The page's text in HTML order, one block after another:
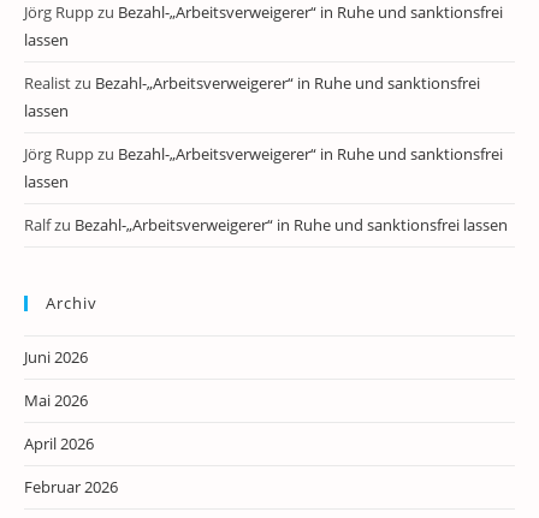
Jörg Ruppzu Bezahl-„Arbeitsverweigerer“ in Ruhe und sanktionsfrei
lassen
Realistzu Bezahl-„Arbeitsverweigerer“ in Ruhe und sanktionsfrei
lassen
Jörg Ruppzu Bezahl-„Arbeitsverweigerer“ in Ruhe und sanktionsfrei
lassen
Ralfzu Bezahl-„Arbeitsverweigerer“ in Ruhe und sanktionsfrei lassen
Archiv
Juni 2026
Mai 2026
April 2026
Februar 2026